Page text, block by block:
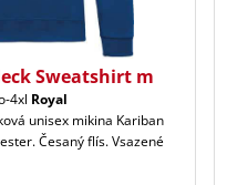
Sweatshirt m
4xl Royal
unisex mikina Kariban
Česaný flís. Vsazené